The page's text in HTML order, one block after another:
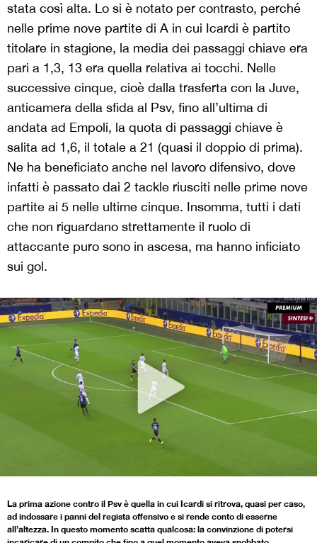
stata così alta. Lo si è notato per contrasto, perché
nelle prime nove partite di A in cui Icardi è partito
titolare in stagione, la media dei passaggi chiave era
pari a 1,3, 13 era quella relativa ai tocchi. Nelle
successive cinque, cioè dalla trasferta con la Juve,
anticamera della sfida al Psv, fino all’ultima di
andata ad Empoli, la quota di passaggi chiave è
salita ad 1,6, il totale a 21 (quasi il doppio di prima).
Ne ha beneficiato anche nel lavoro difensivo, dove
infatti è passato dai 2 tackle riusciti nelle prime nove
partite ai 5 nelle ultime cinque. Insomma, tutti i dati
che non riguardano strettamente il ruolo di
attaccante puro sono in ascesa, ma hanno inficiato
sui gol.
La prima azione contro il Psv è quella in cui Icardi si ritrova, quasi per caso,
ad indossare i panni del regista offensivo e si rende conto di esserne
all’altezza. In questo momento scatta qualcosa: la convinzione di potersi